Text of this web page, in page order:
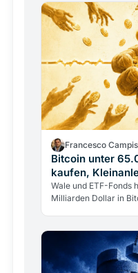
Francesco
Bitcoin unter
kaufen,
Wale und ETF-Fonds
Milliarden Dollar in